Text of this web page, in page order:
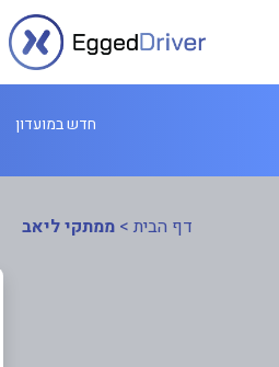
חדש במועדון
דף הבית > ממתקי ליאב